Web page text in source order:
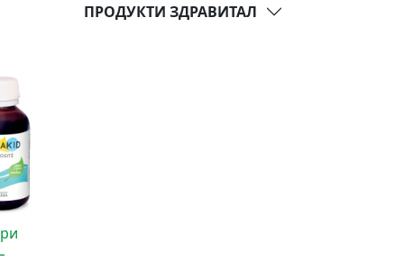
ПРОДУКТИ ЗДРАВИТАЛ